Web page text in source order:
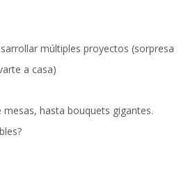
múltiples proyectos (sorpresa
a casa)
hasta bouquets gigantes.